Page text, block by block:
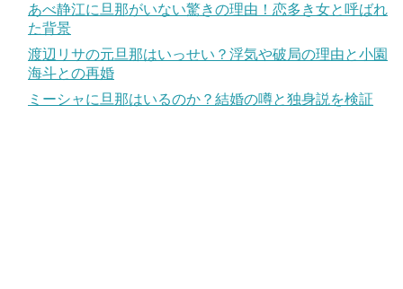
あべ静江に旦那がいない驚きの理由！恋多き女と呼ばれ
た背景
渡辺リサの元旦那はいっせい？浮気や破局の理由と小園
海斗との再婚
ミーシャに旦那はいるのか？結婚の噂と独身説を検証